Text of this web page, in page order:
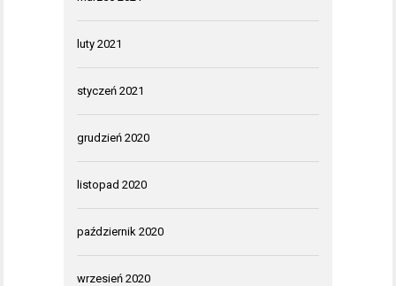
luty 2021
styczeń 2021
grudzień 2020
listopad 2020
październik 2020
wrzesień 2020